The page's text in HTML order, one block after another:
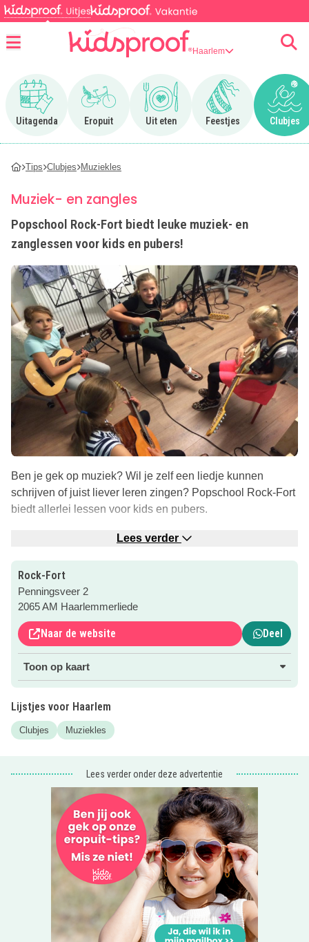
Haarlem
Uitagenda
Ga naar Uitagenda
Eropuit
Ga naar Eropuit
Uit eten
Ga naar Uit eten
Feestjes
Ga naar Feestjes
Clubjes
Ga
Tips Clubjes Muziekles
Muziek- en zangles
Popschool Rock-Fort biedt leuke muziek- en
zanglessen voor kids en pubers!
Ben je gek op muziek? Wil je zelf een liedje kunnen
schrijven of juist liever leren zingen? Popschool Rock-Fort
biedt allerlei lessen voor kids en pubers.
Je kunt bijvoorbeeld kiezen uit oriëntatielessen,
basgitaarlessen, zanglessen en singersongwriterslessen.
Weet je nog niet helemaal wat je wilt? Je kunt hier ook
terecht voor advies.
Voor meer informatie klik je op de roze button.
Uit eten met de kids? Check de
restaurantjes!
Lees verder
Rock-Fort
Penningsveer 2
2065 AM Haarlemmerliede
Naar de website Deel
Toon op kaart
Lijstjes voor Haarlem
Clubjes Muziekles
Lees verder onder deze advertentie